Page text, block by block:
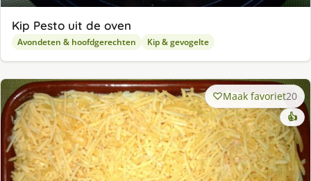
Kip Pesto uit de oven
Avondeten & hoofdgerechten Kip & gevogelte
Maak favoriet20
👍